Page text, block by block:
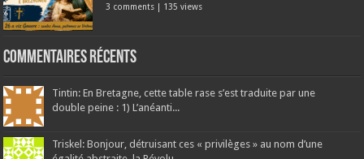
3 comments | 135 views
Commentaires récents
Tintin: En Bretagne, cette table rase s’est traduite par une
double peine : 1) L’anéanti...
Triskel: Bonjour, détruisant ces « privilèges » au nom d’une